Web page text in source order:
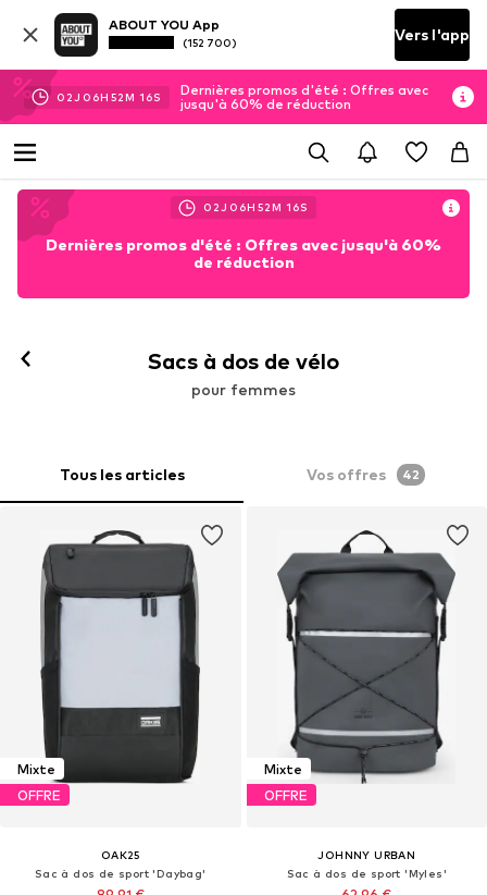
ABOUT YOU App
(152 700) Vers l'app
02J 06H 52M 15S
Dernières promos d'été : Offres avec
jusqu'à 60% de réduction
02J 06H 52M 15S
Dernières promos d'été : Offres avec jusqu'à 60%
de réduction
Sacs à dos de vélo
pour femmes
Tous les articles Vos offres 42
Mixte
OFFRE
OAK25
Sac à dos de sport 'Daybag'
Mixte
OFFRE
JOHNNY URBAN
Sac à dos de sport 'Myles'